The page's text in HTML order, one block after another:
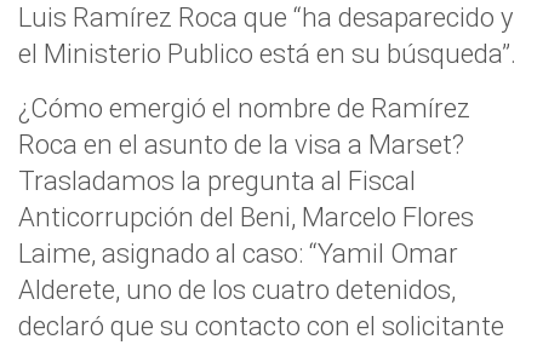
Luis Ramírez Roca que “ha desaparecido y
el Ministerio Publico está en su búsqueda”.
¿Cómo emergió el nombre de Ramírez
Roca en el asunto de la visa a Marset?
Trasladamos la pregunta al Fiscal
Anticorrupción del Beni, Marcelo Flores
Laime, asignado al caso: “Yamil Omar
Alderete, uno de los cuatro detenidos,
declaró que su contacto con el solicitante